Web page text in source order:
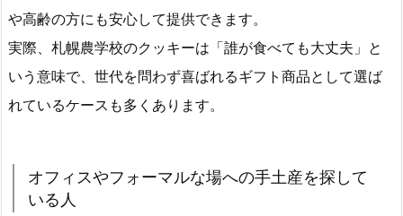
や高齢の方にも安心して提供できます。
実際、札幌農学校のクッキーは「誰が食べても大丈夫」と
いう意味で、世代を問わず喜ばれるギフト商品として選ば
れているケースも多くあります。
オフィスやフォーマルな場への手土産を探して
いる人